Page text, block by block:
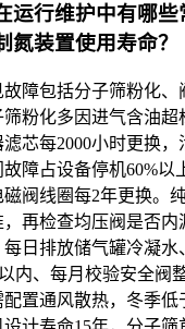
运行维护中有哪些
氮装置使用寿命？
障包括分子筛粉化
筛粉化多因进气含油
芯每2000小时更换
障占设备停机60%以
阀线圈每2年更换。
再检查均压阀是否内
日排放储气罐冷凝水
内、每月校验安全阀
置通风散热，冬季